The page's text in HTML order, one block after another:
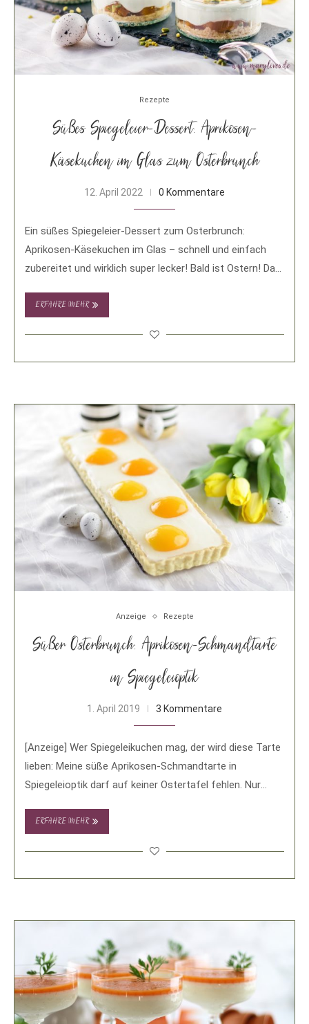
Rezepte
Süßes Spiegeleier-Dessert: Aprikosen-
Käsekuchen im Glas zum Osterbrunch
12. April 2022 0 Kommentare
Ein süßes Spiegeleier-Dessert zum Osterbrunch:
Aprikosen-Käsekuchen im Glas – schnell und einfach
zubereitet und wirklich super lecker! Bald ist Ostern! Da
ERFAHRE MEHR
Anzeige Rezepte
Süßer Osterbrunch: Aprikosen-Schmandtarte
in Spiegeleioptik
1. April 2019 3 Kommentare
[Anzeige] Wer Spiegeleikuchen mag, der wird diese Tarte
lieben: Meine süße Aprikosen-Schmandtarte in
Spiegeleioptik darf auf keiner Ostertafel fehlen. Nur
ERFAHRE MEHR